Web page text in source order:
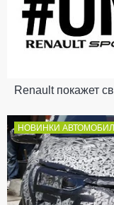
Renault покажет
НОВИНКИ